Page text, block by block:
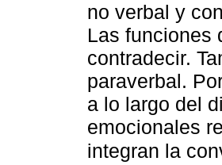
no verbal y
Las funciones
contradecir.
paraverbal.
a lo largo del
emocionales
integran la